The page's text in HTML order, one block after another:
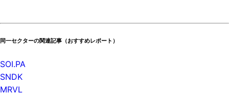
同一セクターの関連記事（おすすめレポート）
SOI.PA
SNDK
MRVL